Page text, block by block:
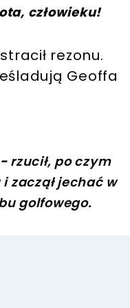
człowieku!
rezonu.
Geoffa
rzucił, po czym
zaczął jechać w
golfowego.